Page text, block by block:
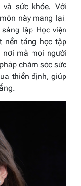
và sức khỏe. Với
này mang lại,
lập Học viện
nền tảng học tập
nơi mà mọi người
chăm sóc sức
thiền định, giúp